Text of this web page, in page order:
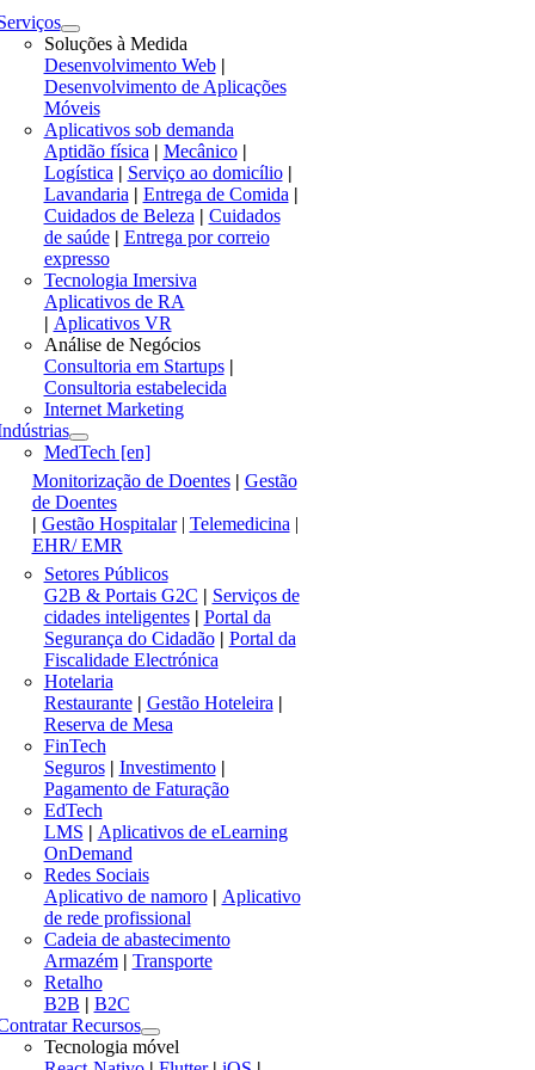
Soluções à Medida
Desenvolvimento Web|
Desenvolvimento de Aplicações
Móveis
Aplicativos sob demanda
Aptidão física| Mecânico|
Logística| Serviço ao domicílio|
Lavandaria | Entrega de Comida |
Cuidados de Beleza | Cuidados
de saúde | Entrega por correio
expresso
Tecnologia Imersiva
Aplicativos de RA
| Aplicativos VR
Análise de Negócios
Consultoria em Startups|
Consultoria estabelecida
Internet Marketing
MedTech [en]
Monitorização de Doentes | Gestão
de Doentes
| Gestão Hospitalar | Telemedicina|
EHR/ EMR
Setores Públicos
G2B & Portais G2C | Serviços de
cidades inteligentes| Portal da
Segurança do Cidadão| Portal da
Fiscalidade Electrónica
Hotelaria
Restaurante| Gestão Hoteleira|
Reserva de Mesa
FinTech
Seguros| Investimento|
Pagamento de Faturação
EdTech
LMS | Aplicativos de eLearning
OnDemand
Redes Sociais
Aplicativo de namoro| Aplicativo
de rede profissional
Cadeia de abastecimento
Armazém| Transporte
Retalho
B2B | B2C
Recursos
Tecnologia móvel